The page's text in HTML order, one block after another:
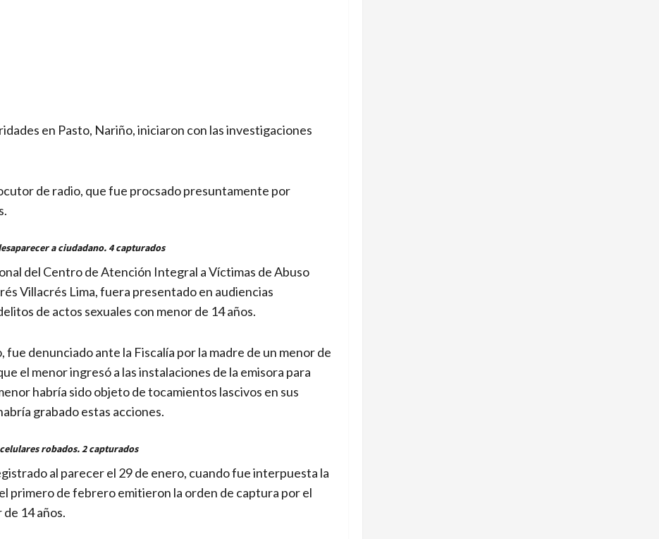
en Pasto, Nariño, iniciaron con las investigaciones
de radio, que fue procsado presuntamente por
a ciudadano. 4 capturados
del Centro de Atención Integral a Víctimas de Abuso
Villacrés Lima, fuera presentado en audiencias
de actos sexuales con menor de 14 años.
denunciado ante la Fiscalía por la madre de un menor de
el menor ingresó a las instalaciones de la emisora para
habría sido objeto de tocamientos lascivos en sus
grabado estas acciones.
robados. 2 capturados
al parecer el 29 de enero, cuando fue interpuesta la
primero de febrero emitieron la orden de captura por el
14 años.